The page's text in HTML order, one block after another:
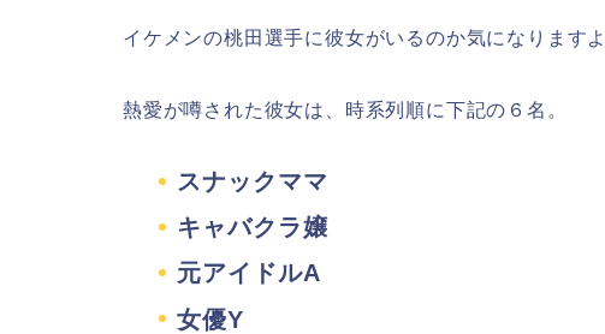
イケメンの桃田選手に彼女がいるのか気になりますよ
熱愛が噂された彼女は、時系列順に下記の６名。
スナックママ
キャバクラ嬢
元アイドルA
女優Y